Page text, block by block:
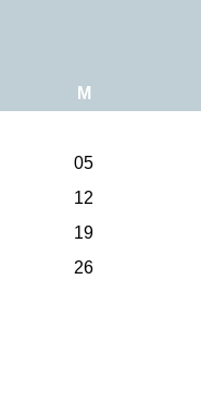
M
05
12
19
26